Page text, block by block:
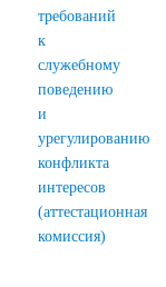
требований
к
служебному
поведению
и
урегулированию
конфликта
интересов
(аттестационная
комиссия)